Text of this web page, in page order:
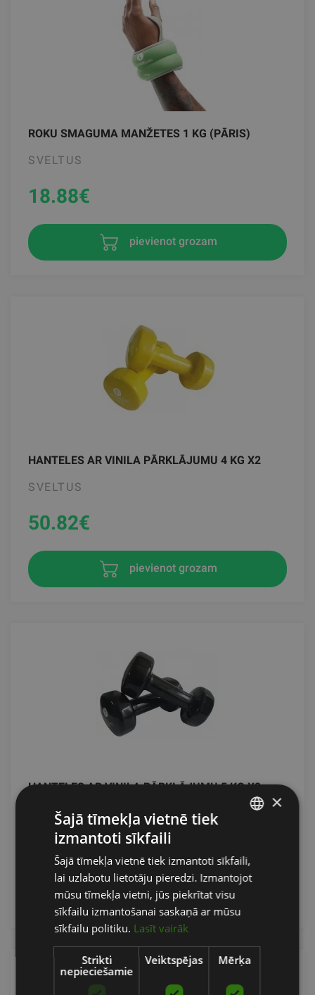
ROKU SMAGUMA MANŽETES 1 KG (PĀRIS)
SVELTUS
18.88€
pievienot grozam
HANTELES AR VINILA PĀRKLĀJUMU 4 KG X2
SVELTUS
50.82€
pievienot grozam
HANTELES AR VINILA PĀRKLĀJUMU 5 KG X2
SVELTUS
62.92€
pievienot grozam
ENGLISH
RUSSIAN
×
Šajā tīmekļa vietnē tiek
izmantoti sīkfaili
Šajā tīmekļa vietnē tiek izmantoti sīkfaili,
lai uzlabotu lietotāju pieredzi. Izmantojot
mūsu tīmekļa vietni, jūs piekrītat visu
sīkfailu izmantošanai saskaņā ar mūsu
sīkfailu politiku. Lasīt vairāk
Strikti
nepieciešamie
Veiktspējas Mērķa